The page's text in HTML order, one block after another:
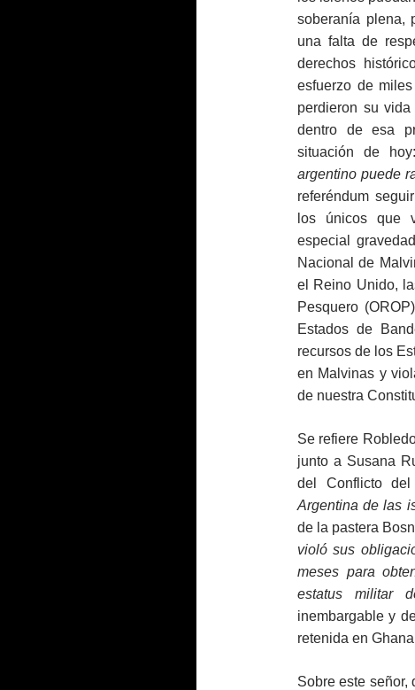
soberanía plena,
una falta de
derechos
esfuerzo de
perdieron su
dentro de esa
situación de
argentino puede
referéndum
los únicos que
especial
Nacional de
el Reino Unido,
Pesquero
Estados de
recursos de los
en Malvinas y
de nuestra
Se refiere
junto a Susana
del Conflicto
Argentina de las
de la pastera
violó sus
meses para
estatus militar
inembargable y
retenida en
Sobre este señor,